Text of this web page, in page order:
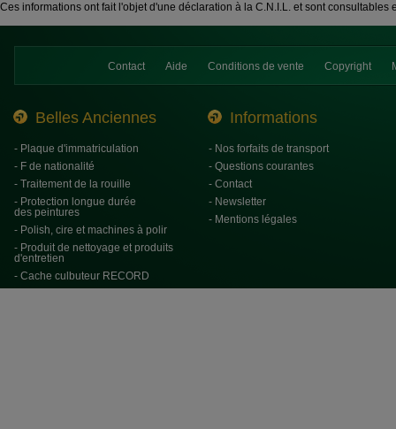
Ces informations ont fait l'objet d'une déclaration à la C.N.I.L. et sont consultables
Contact Aide Conditions de vente Copyright
Belles Anciennes Informations
- Plaque d'immatriculation
- F de nationalité
- Traitement de la rouille
- Protection longue durée
des peintures
- Polish, cire et machines à polir
- Produit de nettoyage et produits
d'entretien
- Cache culbuteur RECORD
- Nos forfaits de transport
- Questions courantes
- Contact
- Newsletter
- Mentions légales